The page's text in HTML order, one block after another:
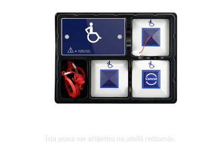
Īsta prece var atšķirties no attēlā redzamās